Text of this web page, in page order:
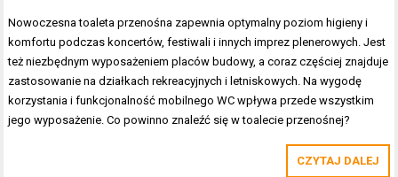
Nowoczesna toaleta przenośna zapewnia optymalny poziom higieny i
komfortu podczas koncertów, festiwali i innych imprez plenerowych. Jest
też niezbędnym wyposażeniem placów budowy, a coraz częściej znajduje
zastosowanie na działkach rekreacyjnych i letniskowych. Na wygodę
korzystania i funkcjonalność mobilnego WC wpływa przede wszystkim
jego wyposażenie. Co powinno znaleźć się w toalecie przenośnej?
CZYTAJ DALEJ